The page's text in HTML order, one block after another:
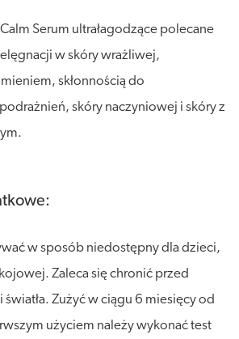
Serum ultrałagodzące polecane
w skóry wrażliwej,
skłonnością do
skóry naczyniowej i skóry z
w sposób niedostępny dla dzieci,
Zaleca się chronić przed
Zużyć w ciągu 6 miesięcy od
użyciem należy wykonać test